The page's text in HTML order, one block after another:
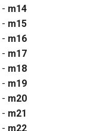
- m14
- m15
- m16
- m17
- m18
- m19
- m20
- m21
- m22